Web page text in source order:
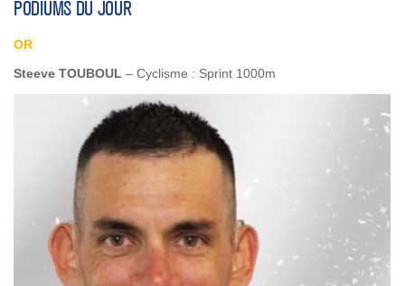
PODIUMS DU JOUR
OR
Steeve TOUBOUL – Cyclisme : Sprint 1000m